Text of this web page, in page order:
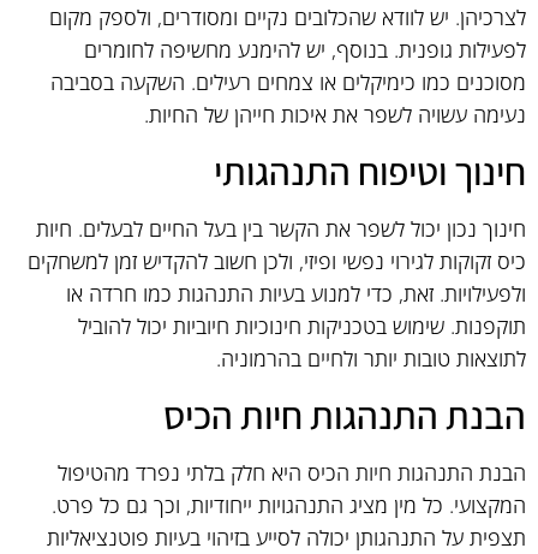
לצרכיהן. יש לוודא שהכלובים נקיים ומסודרים, ולספק מקום
לפעילות גופנית. בנוסף, יש להימנע מחשיפה לחומרים
מסוכנים כמו כימיקלים או צמחים רעילים. השקעה בסביבה
נעימה עשויה לשפר את איכות חייהן של החיות.
חינוך וטיפוח התנהגותי
חינוך נכון יכול לשפר את הקשר בין בעל החיים לבעלים. חיות
כיס זקוקות לגירוי נפשי ופיזי, ולכן חשוב להקדיש זמן למשחקים
ולפעילויות. זאת, כדי למנוע בעיות התנהגות כמו חרדה או
תוקפנות. שימוש בטכניקות חינוכיות חיוביות יכול להוביל
לתוצאות טובות יותר ולחיים בהרמוניה.
הבנת התנהגות חיות הכיס
הבנת התנהגות חיות הכיס היא חלק בלתי נפרד מהטיפול
המקצועי. כל מין מציג התנהגויות ייחודיות, וכך גם כל פרט.
תצפית על התנהגותן יכולה לסייע בזיהוי בעיות פוטנציאליות